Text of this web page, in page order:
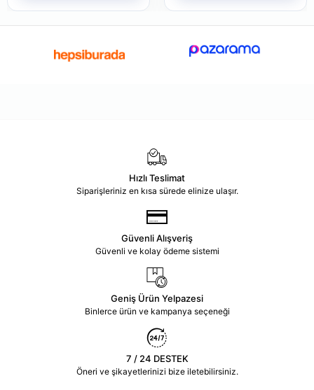
Hızlı Teslimat
Siparişleriniz en kısa sürede elinize ulaşır.
Güvenli Alışveriş
Güvenli ve kolay ödeme sistemi
Geniş Ürün Yelpazesi
Binlerce ürün ve kampanya seçeneği
7 / 24 DESTEK
Öneri ve şikayetlerinizi bize iletebilirsiniz.